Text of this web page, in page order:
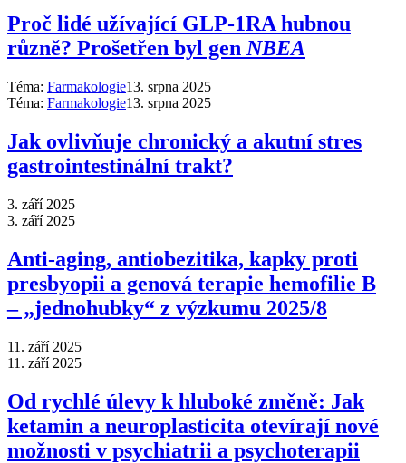
Proč lidé užívající GLP-1RA hubnou
různě? Prošetřen byl gen NBEA
Téma: Farmakologie13. srpna 2025
Téma: Farmakologie13. srpna 2025
Jak ovlivňuje chronický a akutní stres
gastrointestinální trakt?
3. září 2025
3. září 2025
Anti‑aging, antiobezitika, kapky proti
presbyopii a genová terapie hemofilie B
–⁠ „jednohubky“ z výzkumu 2025/8
11. září 2025
11. září 2025
Od rychlé úlevy k hluboké změně: Jak
ketamin a neuroplasticita otevírají nové
možnosti v psychiatrii a psychoterapii